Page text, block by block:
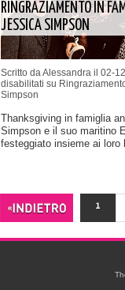
RINGRAZIAMENTO IN
JESSICA SIMPSON
Scritto da Alessandra il 02-
disabilitati su
Simpson
Thanksgiving in famiglia
Simpson e il suo maritino
festeggiato insieme ai loro
1